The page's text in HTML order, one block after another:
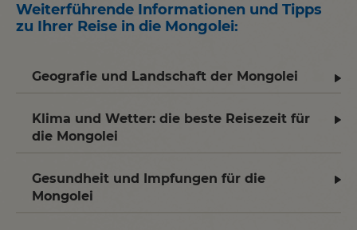
Weiterführende Informationen und Tipps
zu Ihrer Reise in die Mongolei:
Geografie und Landschaft der Mongolei
Klima und Wetter: die beste Reisezeit für
die Mongolei
Gesundheit und Impfungen für die
Mongolei